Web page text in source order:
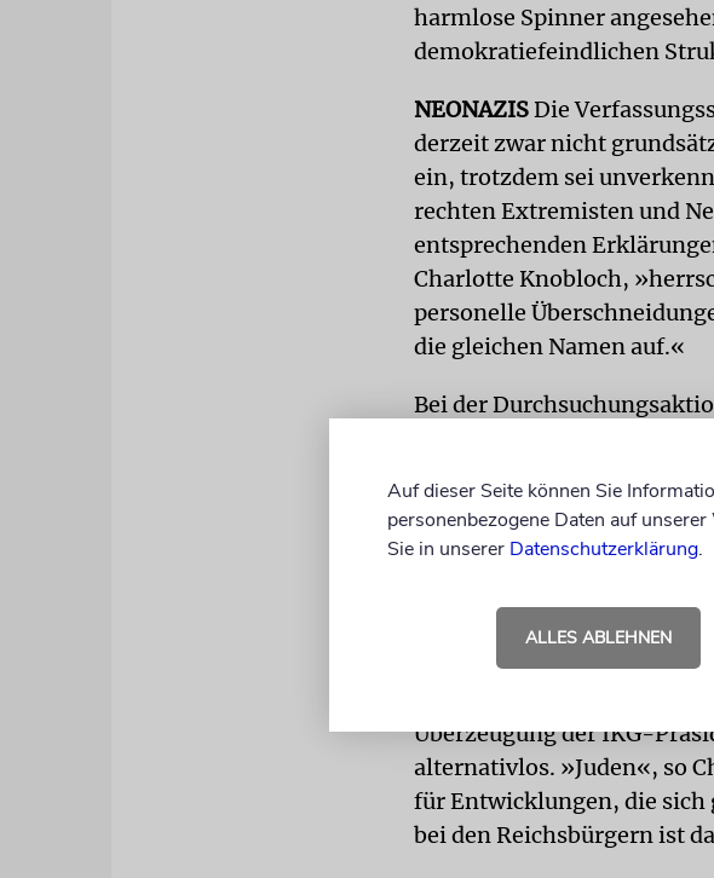
harmlose Spinner
demokratiefeindlichen
NEONAZISDie
derzeit zwar nicht
ein, trotzdem sei
rechten Extremisten und
entsprechenden
Charlotte Knobloch,
personelle
die gleichen Namen auf.«
Bei der
festgenommen,
Unterlagen sichergestellt.
Reichsbürger noch so zu
durch«, betonte Bayerns
Überzeugung der IKG-
alternativlos. »Juden«, so
für Entwicklungen, die sich
bei den Reichsbürgern ist
Auf dieser Seite können Sie
personenbezogene Daten auf
Sie in unserer Datenschutzerklärung.
ALLES ABLEHNEN